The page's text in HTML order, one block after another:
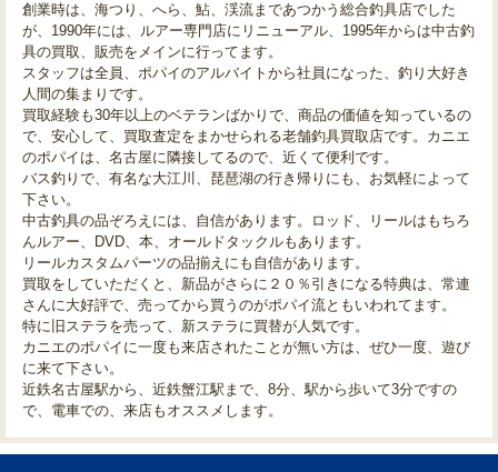
創業時は、海つり、へら、鮎、渓流まであつかう総合釣具店でした
が、1990年には、ルアー専門店にリニューアル、1995年からは中古釣
具の買取、販売をメインに行ってます。
スタッフは全員、ポパイのアルバイトから社員になった、釣り大好き
人間の集まりです。
買取経験も30年以上のベテランばかりで、商品の価値を知っているの
で、安心して、買取査定をまかせられる老舗釣具買取店です。カニエ
のポパイは、名古屋に隣接してるので、近くて便利です。
バス釣りで、有名な大江川、琵琶湖の行き帰りにも、お気軽によって
下さい。
中古釣具の品ぞろえには、自信があります。ロッド、リールはもちろ
んルアー、DVD、本、オールドタックルもあります。
リールカスタムパーツの品揃えにも自信があります。
買取をしていただくと、新品がさらに２０％引きになる特典は、常連
さんに大好評で、売ってから買うのがポパイ流ともいわれてます。
特に旧ステラを売って、新ステラに買替が人気です。
カニエのポパイに一度も来店されたことが無い方は、ぜひ一度、遊び
に来て下さい。
近鉄名古屋駅から、近鉄蟹江駅まで、8分、駅から歩いて3分ですの
で、電車での、来店もオススメします。